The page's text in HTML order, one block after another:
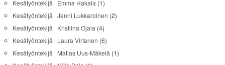
Kesätyöntekijä | Emma Hakala (1)
Kesätyöntekijä | Jenni Lukkaroinen (2)
Kesätyöntekijä | Kristiina Ojala (4)
Kesätyöntekijä | Laura Virtanen (6)
Kesätyöntekijä | Matias Uus-Mäkelä (1)